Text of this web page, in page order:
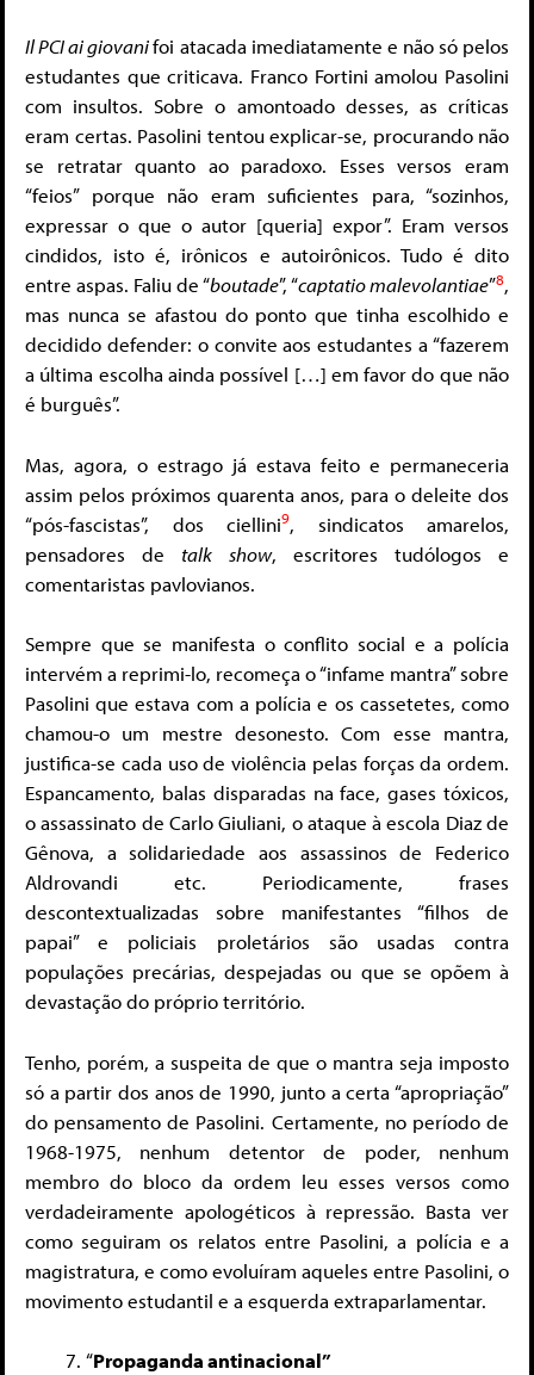
Il PCI ai giovanifoi atacada imediatamente e não só pelos
estudantes que criticava. Franco Fortini amolou Pasolini
com insultos. Sobre o amontoado desses, as críticas
eram certas. Pasolini tentou explicar-se, procurando não
se retratar quanto ao paradoxo. Esses versos eram
“feios” porque não eram suficientes para, “sozinhos,
expressar o que o autor [queria] expor”. Eram versos
cindidos, isto é, irônicos e autoirônicos. Tudo é dito
entre aspas. Faliu de “boutade”, “captatio malevolantiae”8,
mas nunca se afastou do ponto que tinha escolhido e
decidido defender: o convite aos estudantes a “fazerem
a última escolha ainda possível […] em favor do que não
é burguês”.
Mas, agora, o estrago já estava feito e permaneceria
assim pelos próximos quarenta anos, para o deleite dos
“pós-fascistas”, dos ciellini9, sindicatos amarelos,
pensadores de talk show, escritores tudólogos e
comentaristas pavlovianos.
Sempre que se manifesta o conflito social e a polícia
intervém a reprimi-lo, recomeça o “infame mantra” sobre
Pasolini que estava com a polícia e os cassetetes, como
chamou-o um mestre desonesto. Com esse mantra,
justifica-se cada uso de violência pelas forças da ordem.
Espancamento, balas disparadas na face, gases tóxicos,
o assassinato de Carlo Giuliani, o ataque à escola Diaz de
Gênova, a solidariedade aos assassinos de Federico
Aldrovandi etc. Periodicamente, frases
descontextualizadas sobre manifestantes “filhos de
papai” e policiais proletários são usadas contra
populações precárias, despejadas ou que se opõem à
devastação do próprio território.
Tenho, porém, a suspeita de que o mantra seja imposto
só a partir dos anos de 1990, junto a certa “apropriação”
do pensamento de Pasolini. Certamente, no período de
1968-1975, nenhum detentor de poder, nenhum
membro do bloco da ordem leu esses versos como
verdadeiramente apologéticos à repressão. Basta ver
como seguiram os relatos entre Pasolini, a polícia e a
magistratura, e como evoluíram aqueles entre Pasolini, o
movimento estudantil e a esquerda extraparlamentar.
“Propaganda antinacional”